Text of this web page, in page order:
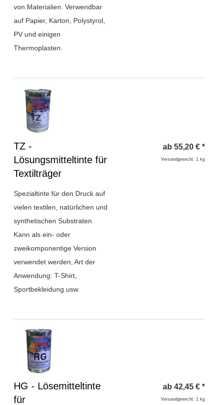
von Materialien. Verwendbar
auf Papier, Karton, Polystyrol,
PV und einigen
Thermoplasten.
Überschrift
1
TZ -
Lösungsmitteltinte für
Textilträger
Spezialtinte für den Druck auf
vielen textilen, natürlichen und
synthetischen Substraten.
Kann als ein- oder
zweikomponentige Version
verwendet werden, Art der
Anwendung: T-Shirt,
Sportbekleidung usw.
ab 55,20 € *
Versandgewicht: 1 kg
Überschrift
1
HG - Lösemitteltinte
für
ab 42,45 € *
Versandgewicht: 1 kg